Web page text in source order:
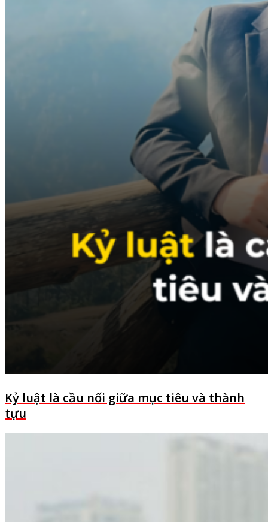
Kỷ luật là cầu nối giữa mục tiêu và thành
tựu